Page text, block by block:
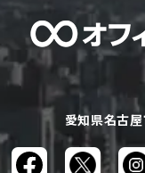
愛知県名古